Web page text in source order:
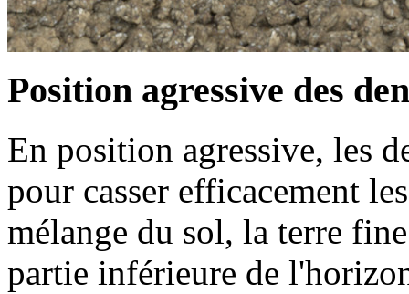
Position agressive des
En position agressive, les
pour casser efficacement
mélange du sol, la terre
partie inférieure de